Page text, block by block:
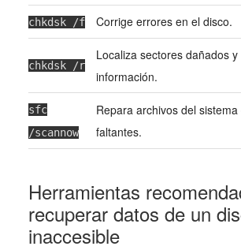
chkdsk /f Corrige errores en el disco.
chkdsk /r
Localiza sectores dañados
información.
sfc
/scannow
Repara archivos del
faltantes.
Herramientas
recuperar datos de un
inaccesible